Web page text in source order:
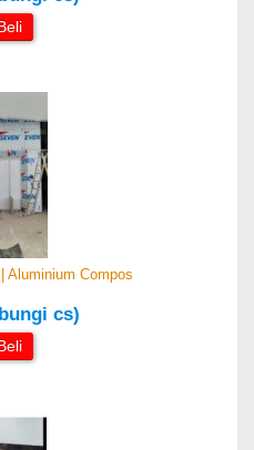
Aluminium Compos
cs)